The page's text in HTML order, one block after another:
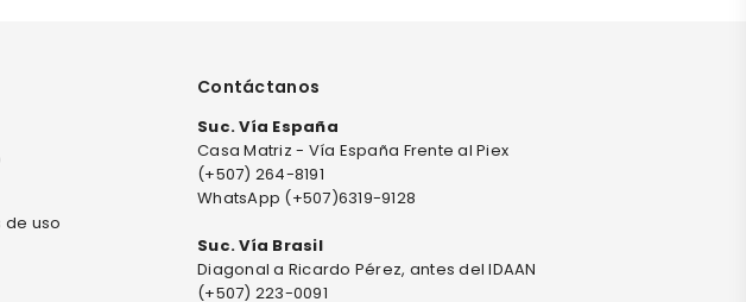
de uso
Contáctanos
Suc. Vía España
Casa Matriz - Vía España Frente al Piex
(+507) 264-8191
WhatsApp (+507)6319-9128
Suc. Vía Brasil
Diagonal a Ricardo Pérez, antes del IDAAN
(+507) 223-0091